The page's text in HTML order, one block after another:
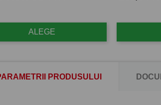
ALEGE
PRODUSULUI